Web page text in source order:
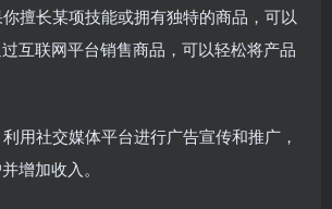
擅长某项技能或拥有独特的商品，可以
互联网平台销售商品，可以轻松将产品
用社交媒体平台进行广告宣传和推广，
增加收入。